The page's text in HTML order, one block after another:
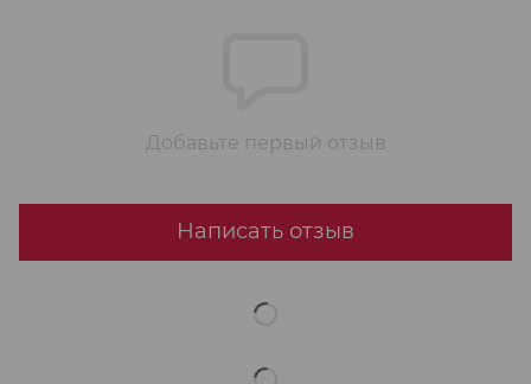
Добавьте первый отзыв
Написать отзыв